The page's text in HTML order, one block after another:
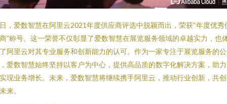
，爱数智慧在阿里云2021年度供应商评选中脱颖而出，荣获“年度优秀
”称号。这一荣誉不仅彰显了爱数智慧在展览服务领域的卓越实力，也
阿里云对其专业服务和创新能力的认可。作为一家专注于展览服务的公
爱数智慧始终坚持以客户为中心，提供高品质的数字化解决方案，助
现业务增长。未来，爱数智慧将继续携手阿里云，推动行业创新，共
来。